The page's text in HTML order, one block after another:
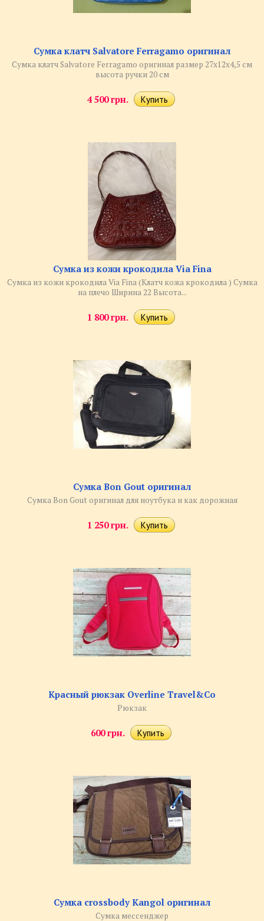
Сумка клатч Salvatore Ferragamo оригинал
Сумка клатч Salvatore Ferragamo оригинал размер 27х12х4,5 см
высота ручки 20 см
4 500 грн.
Сумка из кожи крокодила Via Fina
Сумка из кожи крокодила Via Fina (Клатч кожа крокодила ) Сумка
на плечо Ширина 22 Высота...
1 800 грн.
Сумка Bon Gout оригинал
Сумка Bon Gout оригинал для ноутбука и как дорожная
1 250 грн.
Красный рюкзак Overline Travel&Co
Рюкзак
600 грн.
Сумка crossbody Kangol оригинал
Сумка мессенджер